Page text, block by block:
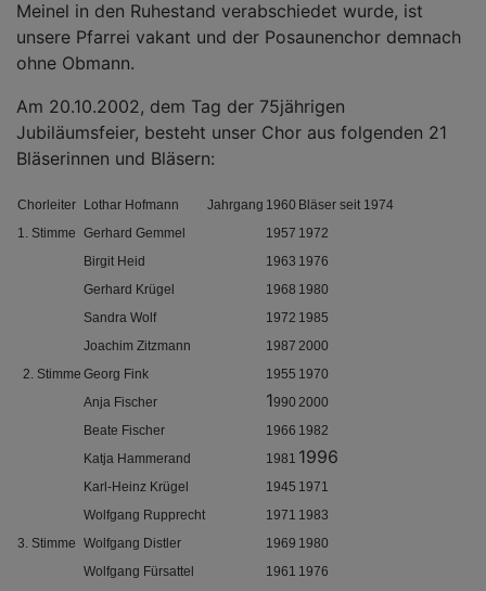
Meinel in den Ruhestand verabschiedet wurde, ist
unsere Pfarrei vakant und der Posaunenchor demnach
ohne Obmann.
Am 20.10.2002, dem Tag der 75jährigen
Jubiläumsfeier, besteht unser Chor aus folgenden 21
Bläserinnen und Bläsern:
Chorleiter Lothar Hofmann Jahrgang 1960 Bläser seit 1974
1. Stimme Gerhard Gemmel 1957 1972
Birgit Heid
1963 1976
Gerhard Krügel
1968 1980
Sandra Wolf
1972 1985
Joachim Zitzmann
1987 2000
2. Stimme Georg Fink 1955 1970
Anja Fischer
1990 2000
Beate Fischer
1966 1982
Katja Hammerand
1981 1996
Karl-Heinz Krügel 1945 1971
Wolfgang Rupprecht
1971 1983
3. Stimme Wolfgang Distler 1969 1980
Wolfgang Fürsattel
1961 1976